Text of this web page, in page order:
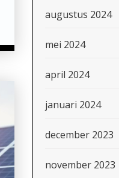
augustus 2024
mei 2024
april 2024
januari 2024
december 2023
november 2023